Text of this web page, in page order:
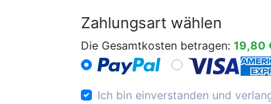
Zahlungsart wählen
Die Gesamtkosten betragen: 19,80
Ich bin einverstanden und